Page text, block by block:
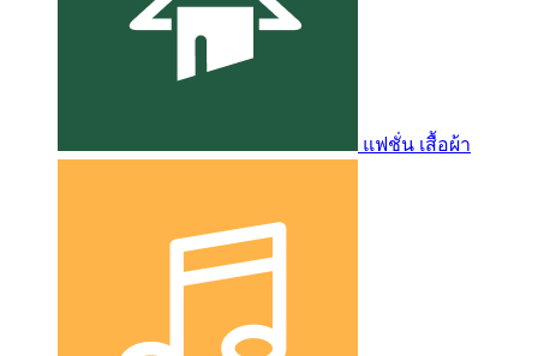
แฟชั่น เสื้อผ้า